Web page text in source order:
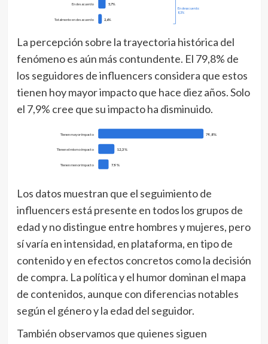
En desacuerdo
Totalmente en desacuerdo
5,7%
2,6%
En desacuerdo:
8,3%
La percepción sobre la trayectoria histórica del
fenómeno es aún más contundente. El 79,8% de
los seguidores de influencers considera que estos
tienen hoy mayor impacto que hace diez años. Solo
el 7,9% cree que su impacto ha disminuido.
Tienen mayor impacto
Tienen el mismo impacto
Tienen menor impacto
79,8%
12,3%
7,9%
Los datos muestran que el seguimiento de
influencers está presente en todos los grupos de
edad y no distingue entre hombres y mujeres, pero
sí varía en intensidad, en plataforma, en tipo de
contenido y en efectos concretos como la decisión
de compra. La política y el humor dominan el mapa
de contenidos, aunque con diferencias notables
según el género y la edad del seguidor.
También observamos que quienes siguen